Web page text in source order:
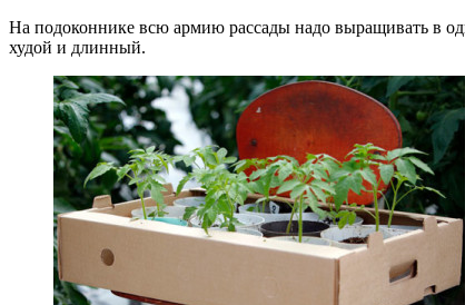
На подоконнике всю армию рассады надо выращивать в
худой и длинный.